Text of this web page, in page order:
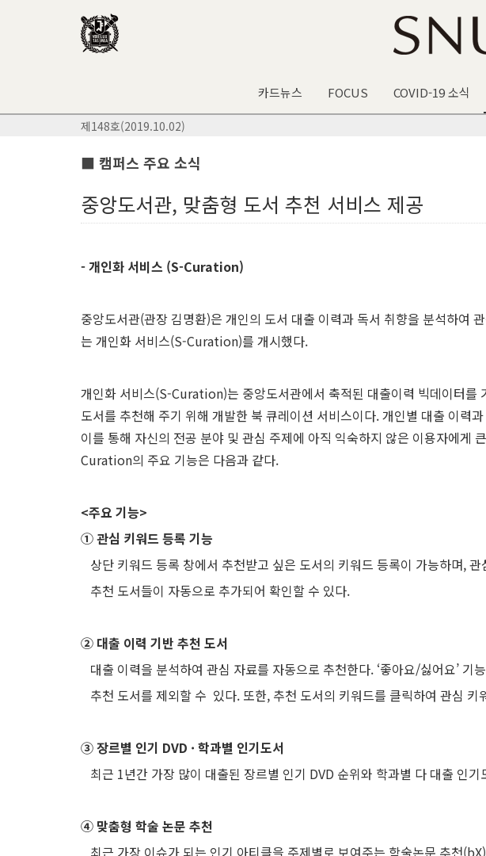
카드뉴스 FOCUS COVID-19 소식
제148호(2019.10.02)
■ 캠퍼스 주요 소식
중앙도서관, 맞춤형 도서 추천 서비스 제공
- 개인화 서비스 (S-Curation)
중앙도서관(관장 김명환)은 개인의 도서 대출 이력과 독서 취향을 분석하여
는 개인화 서비스(S-Curation)를 개시했다.
개인화 서비스(S-Curation)는 중앙도서관에서 축적된 대출이력 빅데이터를
도서를 추천해 주기 위해 개발한 북 큐레이션 서비스이다. 개인별 대출 이력
이를 통해 자신의 전공 분야 및 관심 주제에 아직 익숙하지 않은 이용자에게
Curation의 주요 기능은 다음과 같다.
<주요 기능>
① 관심 키워드 등록 기능
상단 키워드 등록 창에서 추천받고 싶은 도서의 키워드 등록이 가능하며,
추천 도서들이 자동으로 추가되어 확인할 수 있다.
② 대출 이력 기반 추천 도서
대출 이력을 분석하여 관심 자료를 자동으로 추천한다. ‘좋아요/싫어요’ 기
추천 도서를 제외할 수 있다. 또한, 추천 도서의 키워드를 클릭하여 관심
③ 장르별 인기 DVD · 학과별 인기도서
최근 1년간 가장 많이 대출된 장르별 인기 DVD 순위와 학과별 다 대출 인
④ 맞춤형 학술 논문 추천
최근 가장 이슈가 되는 인기 아티클을 주제별로 보여주는 학술논문 추천